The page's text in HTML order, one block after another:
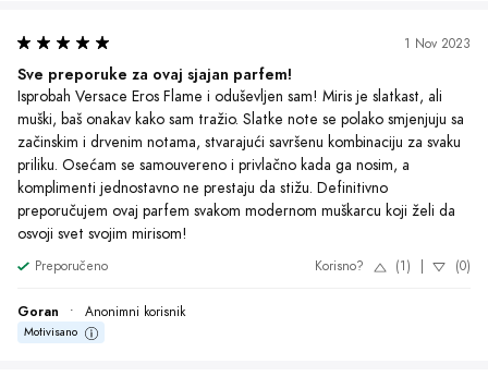
1 Nov 2023
Sve preporuke za ovaj sjajan parfem!
Isprobah Versace Eros Flame i oduševljen sam! Miris je slatkast, ali
muški, baš onakav kako sam tražio. Slatke note se polako smjenjuju sa
začinskim i drvenim notama, stvarajući savršenu kombinaciju za svaku
priliku. Osećam se samouvereno i privlačno kada ga nosim, a
komplimenti jednostavno ne prestaju da stižu. Definitivno
preporučujem ovaj parfem svakom modernom muškarcu koji želi da
osvoji svet svojim mirisom!
Preporučeno Korisno? (1) (0)
Goran • Anonimni korisnik
Motivisano